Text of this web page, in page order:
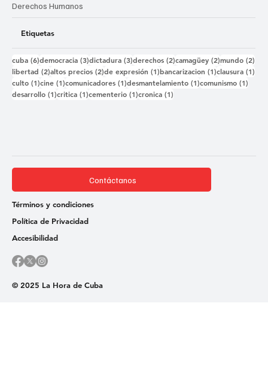
Derechos Humanos
Etiquetas
cuba (6)6 entradas
democracia (3)3 entradas
dictadura (3)3 entradas
derechos (2)2 entradas
camagüey (2)2 entradas
mundo (2)
libertad (2)2 entradas
altos precios (2)2 entradas
de expresión (1)1 entrada
bancarizacion (1)1 entrada
clausura (1)
culto (1)1 entrada
cine (1)1 entrada
comunicadores (1)1 entrada
desmantelamiento (1)1 entrada
comunismo (1)
desarrollo (1)1 entrada
critica (1)1 entrada
cementerio (1)1 entrada
cronica (1)
© 2025 La Hora de Cuba
Contáctanos
Términos y condiciones
Política de Privacidad
Accesibilidad